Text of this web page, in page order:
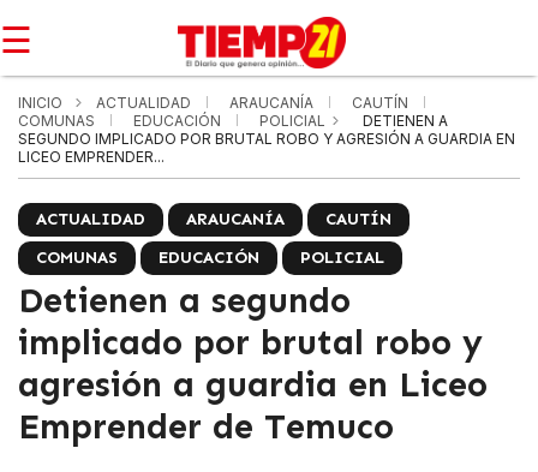
☰
INICIO ACTUALIDAD ARAUCANÍA
CAUTÍN
COMUNAS
EDUCACIÓN POLICIAL
DETIENEN A
SEGUNDO IMPLICADO POR BRUTAL ROBO Y AGRESIÓN A GUARDIA EN
LICEO EMPRENDER...
ACTUALIDAD ARAUCANÍA
CAUTÍN
COMUNAS
EDUCACIÓN POLICIAL
Detienen a segundo
implicado por brutal robo y
agresión a guardia en Liceo
Emprender de Temuco